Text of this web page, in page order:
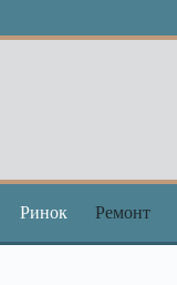
Ринок Ремонт